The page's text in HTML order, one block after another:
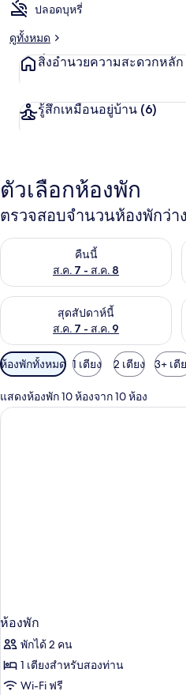
ปลอดบุหรี่
ดูทั้งหมด
สิ่งอำนวยความสะดวกหลัก
รู้สึกเหมือนอยู่บ้าน (6)
ตัวเลือกห้องพัก
ตรวจสอบจำนวนห้องพักว่า
คืนนี้
ส.ค. 7 - ส.ค. 8
ตรวจสอบจำนวนห้องพักว่างในคืน
สุดสัปดาห์นี้
ส.ค. 7 - ส.ค. 9
ตรวจสอบจำนวนห้องพักว่างในสุด
ตัว
กรอง
ที่
มี
ห้องพักทั้งหมด 1 เตียง 2 เตียง 3+ เตี
แสดงห้องพัก 10 ห้องจาก 10 ห้อง
ห้องพัก
พักได้ 2 คน
1 เตียงสำหรับสองท่าน
Wi-Fi ฟรี